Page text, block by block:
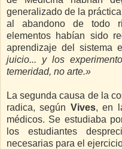
generalizado de la
al abandono de todo
elementos habían sido
aprendizaje del sistema
juicio... y los
temeridad, no arte.»
La segunda causa de la
radica, según Vives, en
médicos. Se estudiaba
los estudiantes
necesarias para el